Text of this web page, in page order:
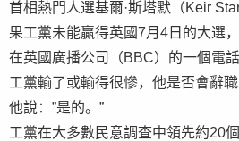
首相熱門人選基爾·斯塔默（Keir
果工黨未能贏得英國7月4日的大選，
在英國廣播公司（BBC）的一個電
工黨輸了或輸得很慘，他是否會辭職
他說：”是的。”
工黨在大多數民意調查中領先約20